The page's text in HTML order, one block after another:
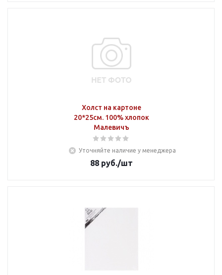
Холст на картоне
20*25см. 100% хлопок
Малевичъ
Уточняйте наличие у менеджера
88руб./шт